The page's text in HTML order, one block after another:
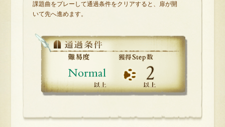
課題曲をプレーして通過条件をクリアすると、扉が開
いて先へ進めます。